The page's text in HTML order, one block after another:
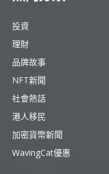
投資
理財
品牌故事
NFT新聞
社會熱話
港人移民
加密貨幣新聞
WavingCat優惠